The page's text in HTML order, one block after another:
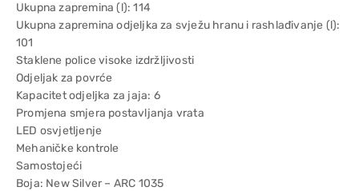
Ukupna zapremina (l): 114
Ukupna zapremina odjeljka za svježu hranu i rashlađivanje (l):
101
Staklene police visoke izdržljivosti
Odjeljak za povrće
Kapacitet odjeljka za jaja: 6
Promjena smjera postavljanja vrata
LED osvjetljenje
Mehaničke kontrole
Samostojeći
Boja: New Silver – ARC 1035